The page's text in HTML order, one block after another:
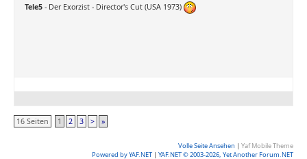
Tele5 - Der Exorzist - Director's Cut (USA 1973)
16 Seiten 1 2 3 > »
Volle Seite Ansehen | Yaf Mobile Theme
Powered by YAF.NET | YAF.NET © 2003-2026, Yet Another Forum.NET